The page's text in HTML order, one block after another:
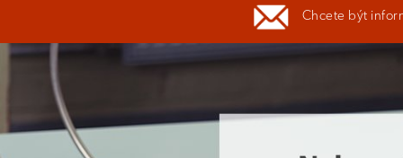
Chcete být